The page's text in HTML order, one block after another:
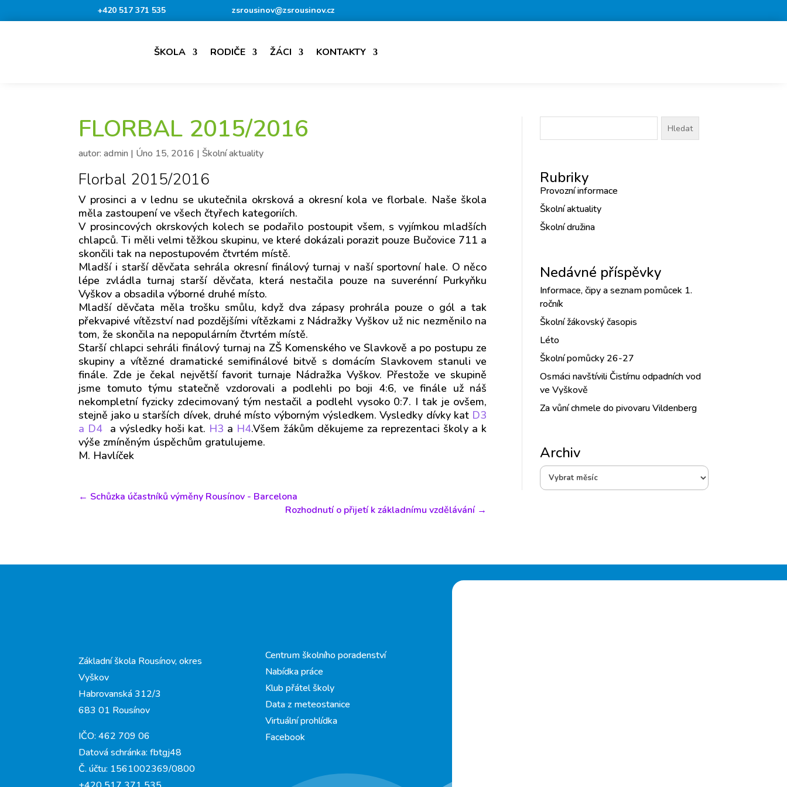
+420 517 371 535 zsrousinov@zsrousinov.cz
ŠKOLA RODIČE ŽÁCI KONTAKTY
FLORBAL 2015/2016
autor:admin | Úno 15, 2016 | Školní aktuality
Florbal 2015/2016
V prosinci a v lednu se ukutečnila okrsková a okresní kola ve florbale. Naše škola
měla zastoupení ve všech čtyřech kategoriích.
V prosincových okrskových kolech se podařilo postoupit všem, s vyjímkou mladších
chlapců. Ti měli velmi těžkou skupinu, ve které dokázali porazit pouze Bučovice 711 a
skončili tak na nepostupovém čtvrtém místě.
Mladší i starší děvčata sehrála okresní finálový turnaj v naší sportovní hale. O něco
lépe zvládla turnaj starší děvčata, která nestačila pouze na suverénní Purkyňku
Vyškov a obsadila výborné druhé místo.
Mladší děvčata měla trošku smůlu, když dva zápasy prohrála pouze o gól a tak
překvapivé vítězství nad pozdějšími vítězkami z Nádražky Vyškov už nic nezměnilo na
tom, že skončila na nepopulárním čtvrtém místě.
Starší chlapci sehráli finálový turnaj na ZŠ Komenského ve Slavkově a po postupu ze
skupiny a vítězné dramatické semifinálové bitvě s domácím Slavkovem stanuli ve
finále. Zde je čekal největší favorit turnaje Nádražka Vyškov. Přestože ve skupině
jsme tomuto týmu statečně vzdorovali a podlehli po boji 4:6, ve finále už náš
nekompletní fyzicky zdecimovaný tým nestačil a podlehl vysoko 0:7. I tak je ovšem,
stejně jako u starších dívek, druhé místo výborným výsledkem. Vysledky dívky kat D3
a D4 a výsledky hoši kat. H3 a H4.Všem žákům děkujeme za reprezentaci školy a k
výše zmíněným úspěchům gratulujeme.
M. Havlíček
← Schůzka účastníků výměny Rousínov - Barcelona
Rozhodnutí o přijetí k základnímu vzdělávání→
Vyhledávání
Rubriky
Provozní informace
Školní aktuality
Školní družina
Nedávné příspěvky
Informace, čipy a seznam pomůcek 1.
ročník
Školní žákovský časopis
Léto
Školní pomůcky 26-27
Osmáci navštívili Čistírnu odpadních vod
ve Vyškově
Za vůní chmele do pivovaru Vildenberg
ArchivArchiv
Základní škola Rousínov, okres
Vyškov
Habrovanská 312/3
683 01 Rousínov
IČO: 462 709 06
Datová schránka: fbtgj48
Č. účtu: 1561002369/0800
Centrum školního poradenství
Nabídka práce
Klub přátel školy
Data z meteostanice
Virtuální prohlídka
Facebook